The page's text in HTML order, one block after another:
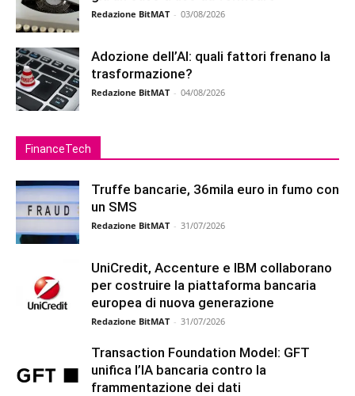
Redazione BitMAT - 03/08/2026
Adozione dell’AI: quali fattori frenano la
trasformazione?
Redazione BitMAT - 04/08/2026
FinanceTech
Truffe bancarie, 36mila euro in fumo con
un SMS
Redazione BitMAT - 31/07/2026
UniCredit, Accenture e IBM collaborano
per costruire la piattaforma bancaria
europea di nuova generazione
Redazione BitMAT - 31/07/2026
Transaction Foundation Model: GFT
unifica l’IA bancaria contro la
frammentazione dei dati